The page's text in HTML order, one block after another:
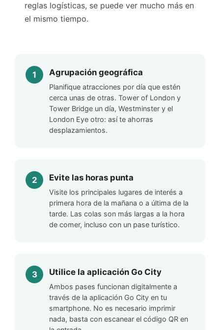
reglas logísticas, se puede ver mucho más en
el mismo tiempo.
Agrupación geográfica
Planifique atracciones por día que estén
cerca unas de otras. Tower of London y
Tower Bridge un día, Westminster y el
London Eye otro: así te ahorras
desplazamientos.
Evite las horas punta
Visite los principales lugares de interés a
primera hora de la mañana o a última de la
tarde. Las colas son más largas a la hora
de comer, incluso con un pase turístico.
Utilice la aplicación Go City
Ambos pases funcionan digitalmente a
través de la aplicación Go City en tu
smartphone. No es necesario imprimir
nada, basta con escanear el código QR en